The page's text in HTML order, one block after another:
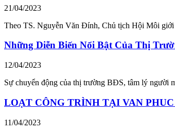
21/04/2023
Theo TS. Nguyễn Văn Đính, Chủ tịch Hội Môi giới
Những Diễn Biến Nổi Bật Của Thị
12/04/2023
Sự chuyển động của thị trường BĐS, tâm lý người
LOẠT CÔNG TRÌNH TẠI VAN
11/04/2023